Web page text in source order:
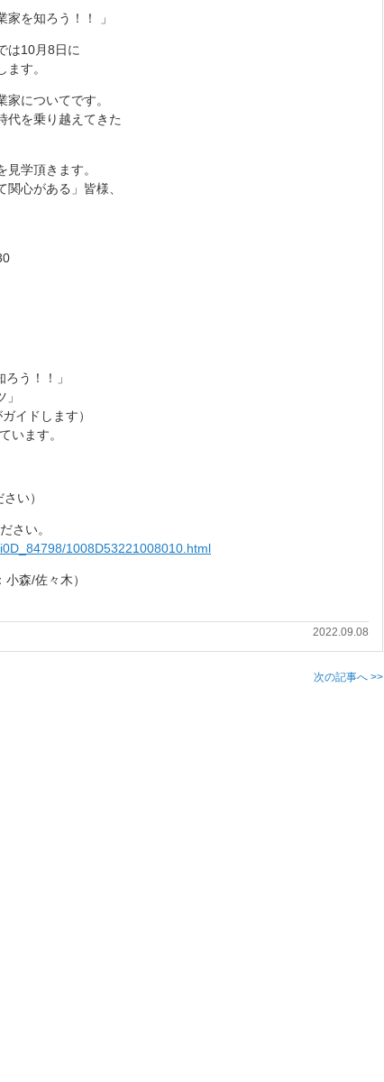
家を知ろう！！ 」
は10月8日に
す。
についてです。
代を乗り越えてきた
学頂きます。
関心がある」皆様、
う！！」
イドします）
います。
い）
さい。
1008D53221008010.html
森/佐々木）
2022.09.08
次の記事へ >>